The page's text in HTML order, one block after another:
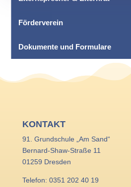
Förderverein
Dokumente und Formulare
KONTAKT
91. Grundschule „Am Sand“
Bernard-Shaw-Straße 11
01259 Dresden
Telefon: 0351 202 40 19